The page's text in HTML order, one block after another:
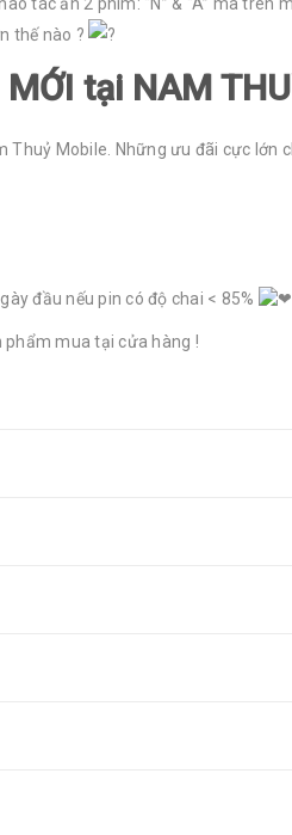
thế nào ?
MỚI tại NAM
Thuỷ Mobile. Những ưu đãi cực
đầu nếu pin có độ chai < 85%
phẩm mua tại cửa hàng !